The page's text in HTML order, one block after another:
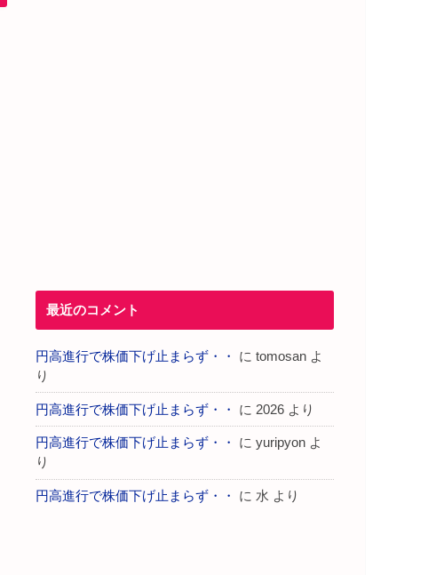
最近のコメント
円高進行で株価下げ止まらず・・ に tomosan よ
り
円高進行で株価下げ止まらず・・ に 2026 より
円高進行で株価下げ止まらず・・ に yuripyon よ
り
円高進行で株価下げ止まらず・・ に 水 より